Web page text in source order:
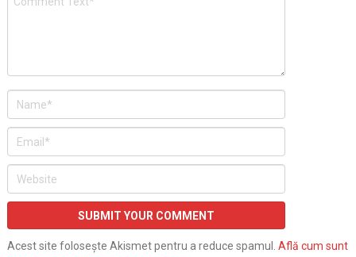
Acest site folosește Akismet pentru a reduce spamul. Află cum sunt